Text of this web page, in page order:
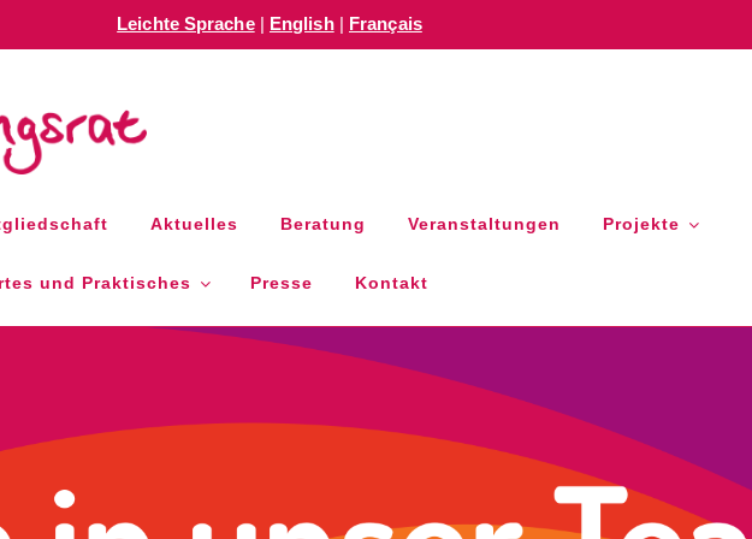
Leichte Sprache| English| Français
RLP E.V.
Aktuelles Beratung Veranstaltungen Projekte
und Praktisches Presse Kontakt